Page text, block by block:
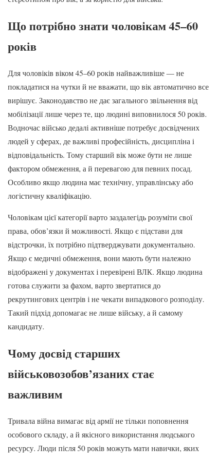
Що потрібно знати чоловікам 45–60
років
Для чоловіків віком 45–60 років найважливіше — не
покладатися на чутки й не вважати, що вік автоматично все
вирішує. Законодавство не дає загального звільнення від
мобілізації лише через те, що людині виповнилося 50 років.
Водночас військо дедалі активніше потребує досвідчених
людей у сферах, де важливі професійність, дисципліна і
відповідальність. Тому старший вік може бути не лише
фактором обмеження, а й перевагою для певних посад.
Особливо якщо людина має технічну, управлінську або
логістичну кваліфікацію.
Чоловікам цієї категорії варто заздалегідь розуміти свої
права, обов’язки й можливості. Якщо є підстави для
відстрочки, їх потрібно підтверджувати документально.
Якщо є медичні обмеження, вони мають бути належно
відображені у документах і перевірені ВЛК. Якщо людина
готова служити за фахом, варто звертатися до
рекрутингових центрів і не чекати випадкового розподілу.
Такий підхід допомагає не лише війську, а й самому
кандидату.
Чому досвід старших
військовозобов’язаних стає
важливим
Тривала війна вимагає від армії не тільки поповнення
особового складу, а й якісного використання людського
ресурсу. Люди після 50 років можуть мати навички, яких